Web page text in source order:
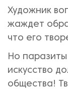
Художник
жаждет
что его
Но
искусство
общества!